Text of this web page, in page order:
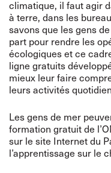
climatique, il faut agir
à terre, dans les
savons que les gens
part pour rendre les
écologiques et ce
ligne gratuits
mieux leur faire
leurs activités
Les gens de mer
formation gratuit de
sur le site Internet du
l’apprentissage sur le